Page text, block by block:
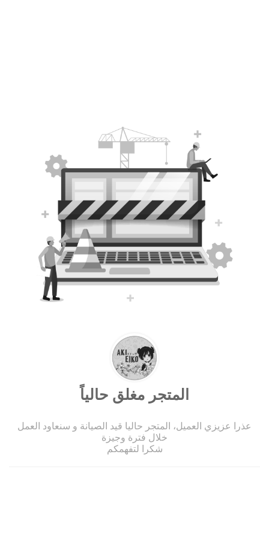
المتجر مغلق حالياً
عذرا عزيزي العميل، المتجر حاليا قيد الصيانة و سنعاود العمل
خلال فترة وجيزة
شكرا لتفهمكم